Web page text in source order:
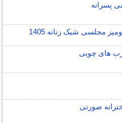
پسرانه
مجلسی شیک زنانه 1405
های چوبی
صورتی